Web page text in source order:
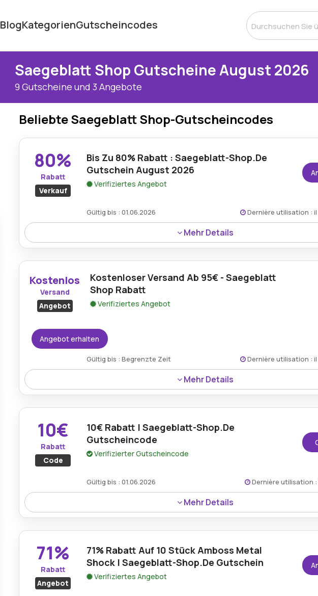
BlogKategorienGutscheincodes
Saegeblatt Shop Gutscheine August 2026
9 Gutscheine und 3 Angebote
Beliebte Saegeblatt Shop-Gutscheincodes
80%
Rabatt
Verkauf
Bis Zu 80% Rabatt : Saegeblatt-Shop.De
Gutschein August 2026
Verifiziertes Angebot
Gültig bis : 01.06.2026 Dernière utilisation :
Mehr Details
Käufer können beim Einsatz eines verifizierten Gutscheins auf der Website
Einsparungen von bis zu 80% auf verschiedene Werkzeuge genießen.
Kostenlos
Versand
Angebot
Kostenloser Versand Ab 95€ - Saegeblatt
Shop Rabatt
Verifiziertes Angebot
Angebot erhalten
Gültig bis : Begrenzte Zeit Dernière utilisation :
Mehr Details
Kostenloser Versand ist jetzt für alle Bestellungen über 95€ beim Einkauf auf
des Sägeblatt Shops verfügbar.
10€
Rabatt
Code
10€ Rabatt | Saegeblatt-Shop.De
Gutscheincode
Verifizierter Gutscheincode
Gültig bis : 01.06.2026 Dernière utilisation :
Mehr Details
Die Verwendung eines gültigen Gutscheincodes auf Saegeblatt-shop.de bietet
Rabatt von 10€ auf qualifizierte werkzeugbezogene Bestellungen.
71%
Rabatt
Angebot
71% Rabatt Auf 10 Stück Amboss Metal
Shock | Saegeblatt-Shop.De Gutschein
Verifiziertes Angebot